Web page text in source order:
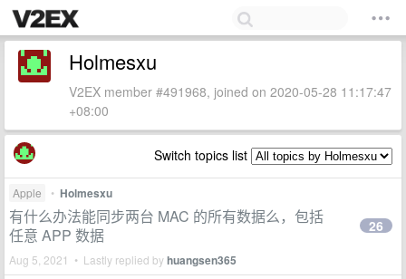
Holmesxu
V2EX member #491968, joined on 2020-05-28 11:17:47
+08:00
Switch topics list
Apple • Holmesxu
有什么办法能同步两台 MAC 的所有数据么，包括
任意 APP 数据
Aug 5, 2021 • Lastly replied byhuangsen365
26